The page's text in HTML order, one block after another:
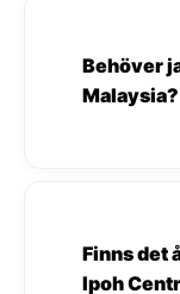
Behöver
Malaysia?
Finns det
Ipoh